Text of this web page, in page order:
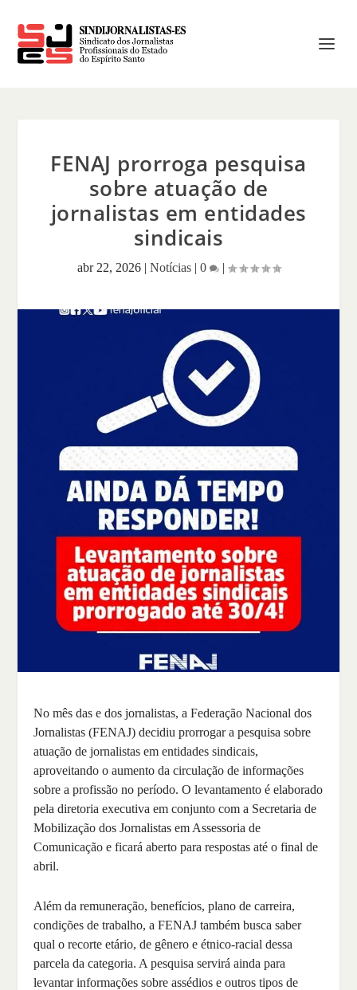
FENAJ prorroga pesquisa
sobre atuação de
jornalistas em entidades
sindicais
abr 22, 2026| Notícias| 0 |
No mês das e dos jornalistas, a Federação Nacional dos
Jornalistas (FENAJ) decidiu prorrogar a pesquisa sobre
atuação de jornalistas em entidades sindicais,
aproveitando o aumento da circulação de informações
sobre a profissão no período. O levantamento é elaborado
pela diretoria executiva em conjunto com a Secretaria de
Mobilização dos Jornalistas em Assessoria de
Comunicação e ficará aberto para respostas até o final de
abril.
Além da remuneração, benefícios, plano de carreira,
condições de trabalho, a FENAJ também busca saber
qual o recorte etário, de gênero e étnico-racial dessa
parcela da categoria. A pesquisa servirá ainda para
levantar informações sobre assédios e outros tipos de